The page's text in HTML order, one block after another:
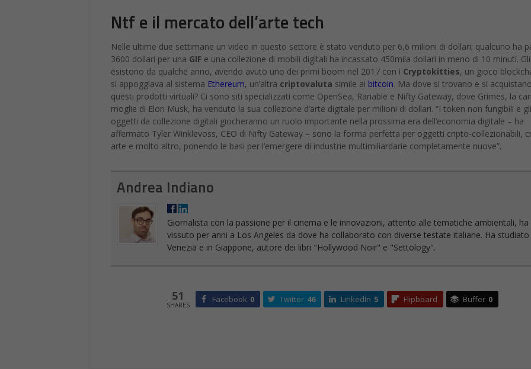
Ntf e il mercato dell’arte tech
Nelle ultime due settimane un video in questo settore è stato venduto per 6,6 milioni di dollari; qualcuno ha
3600 dollari per una GIF e una collezione di mobili digitali ha incassato 450mila dollari in meno di 10 minuti.
esistono da qualche anno, avendo avuto uno dei primi boom nel 2017 con i Cryptokitties, un gioco
si appoggiava al sistema Ethereum, un’altra criptovaluta simile ai bitcoin. Ma dove si trovano e si
questi prodotti virtuali? Ci sono siti specializzati come OpenSea, Rariable e Nifty Gateway, dove Grimes, la
moglie di Elon Musk, ha venduto la sua collezione d’arte digitale per milioni di dollari. “I token non fungibili e gli
oggetti da collezione digitali giocheranno un ruolo importante nella prossima era dell’economia digitale – ha
affermato Tyler Winklevoss, CEO di Nifty Gateway – sono la forma perfetta per oggetti cripto-collezionabili,
arte e molto altro, ponendo le basi per l’emergere di industrie multimiliardarie completamente nuove”.
Andrea Indiano
Giornalista con la passione per il cinema e le innovazioni, attento alle tematiche ambientali, ha
vissuto per anni a Los Angeles da dove ha collaborato con diverse testate italiane. Ha studiato
Venezia e in Giappone, autore dei libri "Hollywood Noir" e "Settology".
51
SHARES
Facebook 0 Twitter 46 LinkedIn 5 Flipboard Buffer 0